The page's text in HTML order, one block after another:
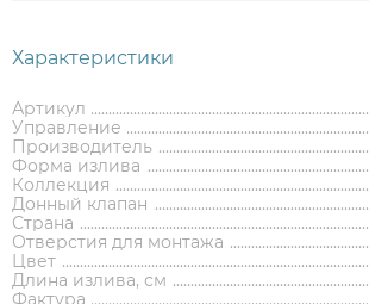
Каталог
Аксессуары
Мебель для ванной
Ершики
Полки и корзины
Полки для полотенец
Мебель для ванной
Гарнитуры
Тумбы под раковину
Смесители
Смесители для
Смесители для раковины
Раковины
Смесители встраиваемые для
Смесители накладные для
Душевые стойки
Гигиенические души
Мойки и аксессуары
Кухонные мойки
Трапы и сливы
Характеристики
Артикул
Управление
Производитель
Форма излива
Коллекция
Донный клапан
Страна
Отверстия для монтажа
Цвет
Длина излива, см
Фактура